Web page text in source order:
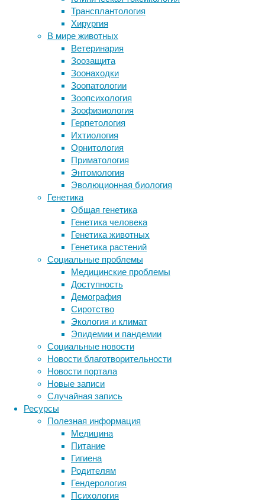
Трансплантология
Хирургия
В мире животных
Ветеринария
Зоозащита
Зоонаходки
Зоопатологии
Зоопсихология
Зоофизиология
Герпетология
Ихтиология
Орнитология
Приматология
Энтомология
Эволюционная биология
Генетика
Общая генетика
Генетика человека
Генетика животных
Генетика растений
Социальные проблемы
Медицинские проблемы
Доступность
Демография
Сиротство
Экология и климат
Эпидемии и пандемии
Социальные новости
Новости благотворительности
Новости портала
Новые записи
Случайная запись
Ресурсы
Полезная информация
Медицина
Питание
Гигиена
Родителям
Гендерология
Психология
01/04/2019,
21:24
20/03/2024
интеллект,
когнитивистика
космос,
нейроновости,
нейрофизиология,
память,
психиатрия,
физиология
Научная
группа
из
Института
медико-
биологических
проблем
РАН
пришла
выводу,
что
длительное
нахождение
открытом
космосе
(за
пределами
магнитосферы
Земли)
напрямую
не
влияет
на
когнитивные
функции.
достижение высоких результатов
при минимальных усилиях
Два часа интернета в день снизили
риск развития деменции
Обыкновенные шакалы
колонизировали Эстонию меньше
чем за десять лет
Как сожжение ведьм помогло
улучшить климат
Следите за новостями